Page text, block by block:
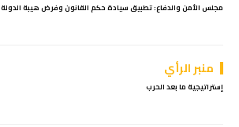
مجلس الأمن والدفاع: تطبيق سيادة حكم القانون وفرض هيبة الدولة
منبر الرأي
إستراتيجية ما بعد الحرب